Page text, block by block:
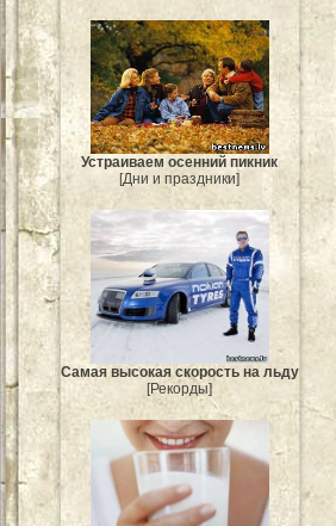
Устраиваем осенний пикник
[Дни и праздники]
Самая высокая скорость на льду
[Рекорды]